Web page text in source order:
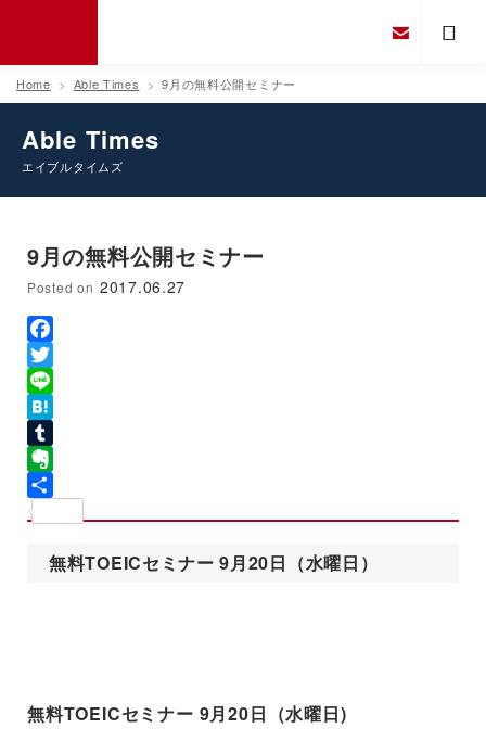
Home Able Times 9月の無料公開セミナー
Able Times
エイブルタイムズ
9月の無料公開セミナー
Posted on 2017.06.27
Facebook
Twitter
Line
Hatena
Tumblr
Evernote
無料TOEICセミナー 9月20日（水曜日）
無料TOEICセミナー 9月20日（水曜日)